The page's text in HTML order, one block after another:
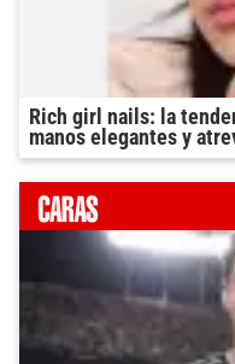
Rich girl nails: la
manos elegantes y